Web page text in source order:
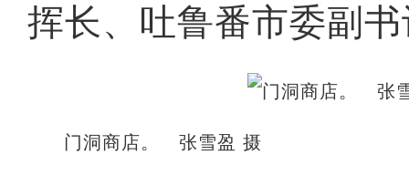
挥长、吐鲁番市委副
门洞商店。 张雪盈 摄